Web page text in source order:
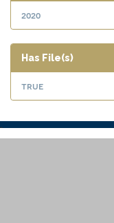
2020
Has File(s)
true